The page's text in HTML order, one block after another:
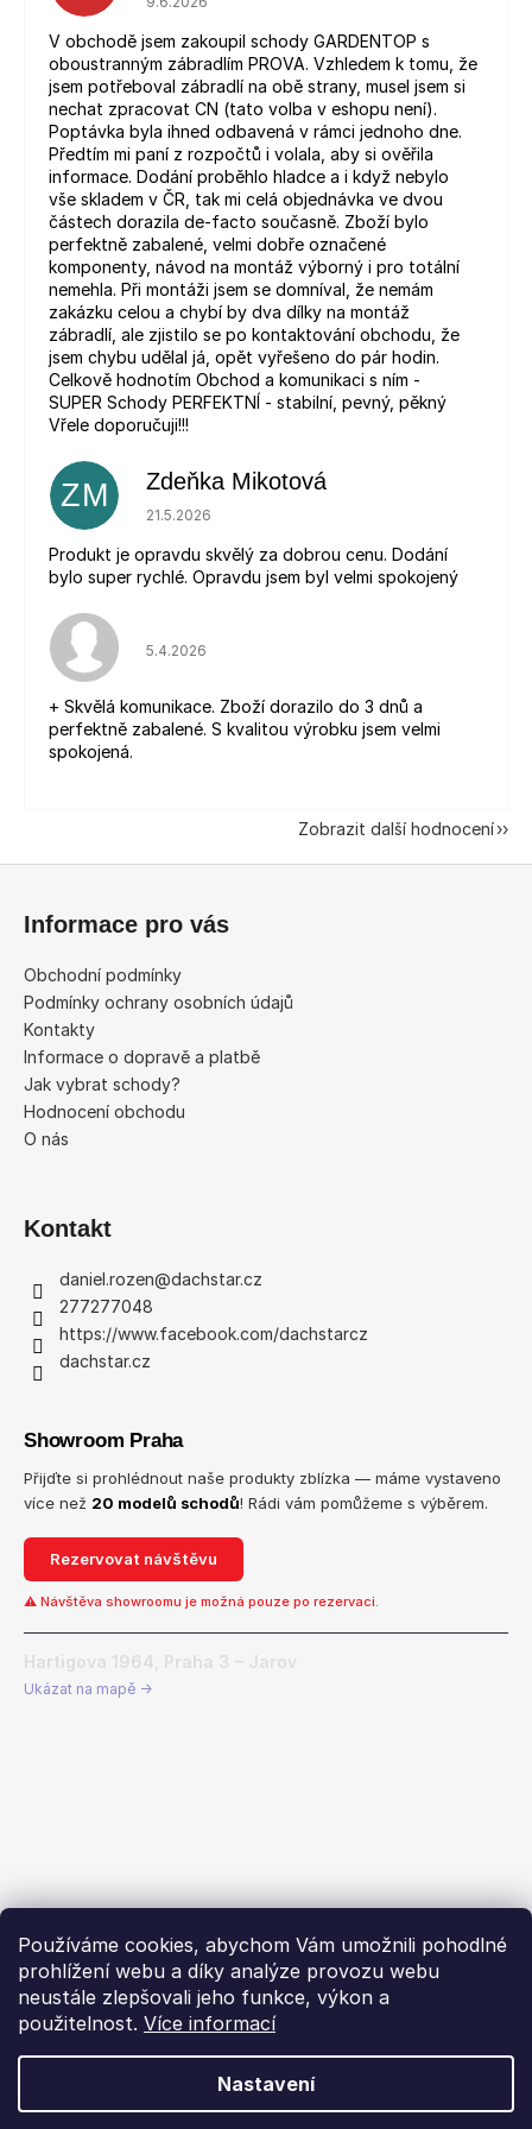
Používáme cookies, abychom Vám umožnili pohodlné
prohlížení webu a díky analýze provozu webu
neustále zlepšovali jeho funkce, výkon a
použitelnost. Více informací
Nastavení
V obchodě jsem zakoupil schody GARDENTOP s
oboustranným zábradlím PROVA. Vzhledem k tomu, že
jsem potřeboval zábradlí na obě strany, musel jsem si
nechat zpracovat CN (tato volba v eshopu není).
Poptávka byla ihned odbavená v rámci jednoho dne.
Předtím mi paní z rozpočtů i volala, aby si ověřila
informace. Dodání proběhlo hladce a i když nebylo
vše skladem v ČR, tak mi celá objednávka ve dvou
částech dorazila de-facto současně. Zboží bylo
perfektně zabalené, velmi dobře označené
komponenty, návod na montáž výborný i pro totální
nemehla. Při montáži jsem se domníval, že nemám
zakázku celou a chybí by dva dílky na montáž
zábradlí, ale zjistilo se po kontaktování obchodu, že
jsem chybu udělal já, opět vyřešeno do pár hodin.
Celkově hodnotím Obchod a komunikaci s ním -
SUPER Schody PERFEKTNÍ - stabilní, pevný, pěkný
Vřele doporučuji!!!
ZM Zdeňka Mikotová
Hodnocení obchodu je 5 z 5 hvězdiček.
21.5.2026
Produkt je opravdu skvělý za dobrou cenu. Dodání
bylo super rychlé. Opravdu jsem byl velmi spokojený
Hodnocení obchodu je 5 z 5 hvězdiček.
5.4.2026
+ Skvělá komunikace. Zboží dorazilo do 3 dnů a
perfektně zabalené. S kvalitou výrobku jsem velmi
spokojená.
Zobrazit další hodnocení
Informace pro vás
Obchodní podmínky
Podmínky ochrany osobních údajů
Kontakty
Informace o dopravě a platbě
Jak vybrat schody?
Hodnocení obchodu
O nás
Kontakt
daniel.rozen@dachstar.cz
277277048
https://www.facebook.com/dachstarcz
dachstar.cz
Showroom Praha
Přijďte si prohlédnout naše produkty zblízka — máme vystaveno
více než 20 modelů schodů! Rádi vám pomůžeme s výběrem.
Rezervovat návštěvu
⚠ Návštěva showroomu je možná pouze po rezervaci.
Hartigova 1964, Praha 3 – Jarov
Ukázat na mapě →